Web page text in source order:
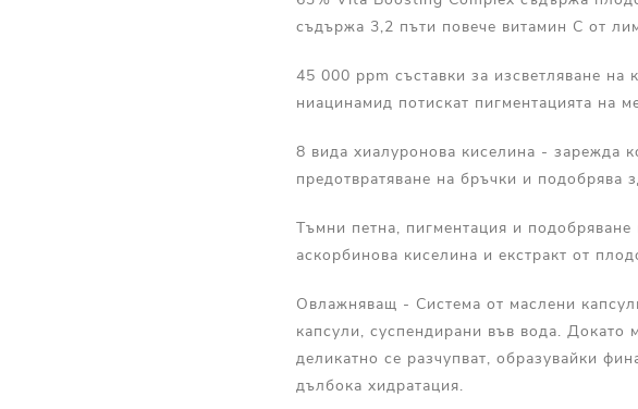
съдържа 3,2 пъти повече витамин С от
45 000 ppm съставки за изсветляване
ниацинамид потискат пигментацията на
8 вида хиалуронова киселина - зарежда
предотвратяване на бръчки и подобрява
Тъмни петна, пигментация и
аскорбинова киселина и екстракт от
Овлажняващ - Система от маслени
капсули, суспендирани във вода. Докато
деликатно се разчупват, образувайки
дълбока хидратация.